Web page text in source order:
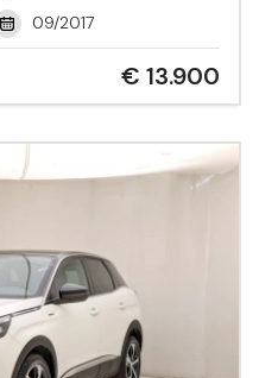
09/2017
€ 13.900